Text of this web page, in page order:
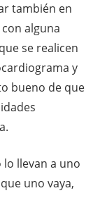
también en
alguna
se realicen
y
bueno de que
llevan a uno
uno vaya,